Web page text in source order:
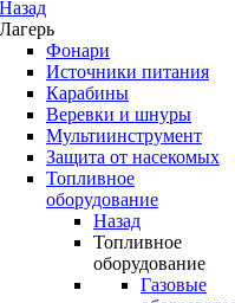
Назад
Лагерь
Фонари
Источники питания
Карабины
Веревки и шнуры
Мультиинструмент
Защита от насекомых
Топливное
оборудование
Назад
Топливное
оборудование
Газовые